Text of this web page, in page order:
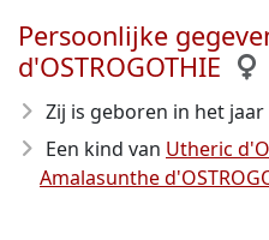
Persoonlijke
d'OSTROGOTHIE
Zij is geboren in het jaar
Een kind van Utheric
Amalasunthe